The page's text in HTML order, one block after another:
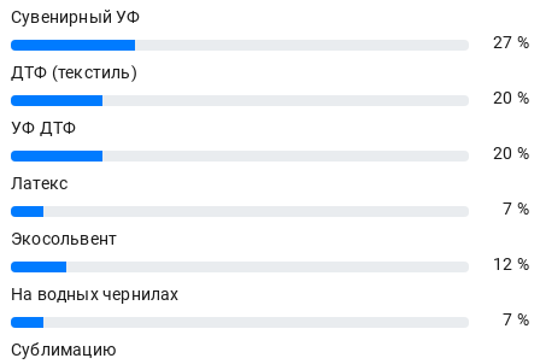
Сувенирный УФ
27%
27 %
ДТФ (текстиль)
20%
20 %
УФ ДТФ
20%
20 %
Латекс
7%
7 %
Экосольвент
12%
12 %
На водных чернилах
7%
7 %
Сублимацию